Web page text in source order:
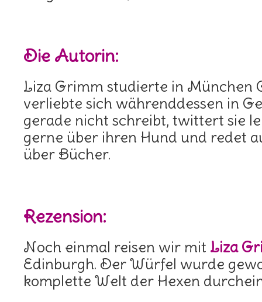
Die Autorin:
Liza Grimm studierte in München
verliebte sich währenddessen in
gerade nicht schreibt, twittert sie
gerne über ihren Hund und redet
über Bücher.
Rezension:
Noch einmal reisen wir mit Liza
Edinburgh. Der Würfel wurde
komplette Welt der Hexen